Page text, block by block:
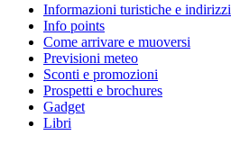
Informazioni turistiche e indirizzi
Info points
Come arrivare e muoversi
Previsioni meteo
Sconti e promozioni
Prospetti e brochures
Gadget
Libri